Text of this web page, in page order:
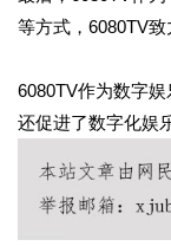
等方式，6080TV
6080TV作为数字
还促进了数字化娱